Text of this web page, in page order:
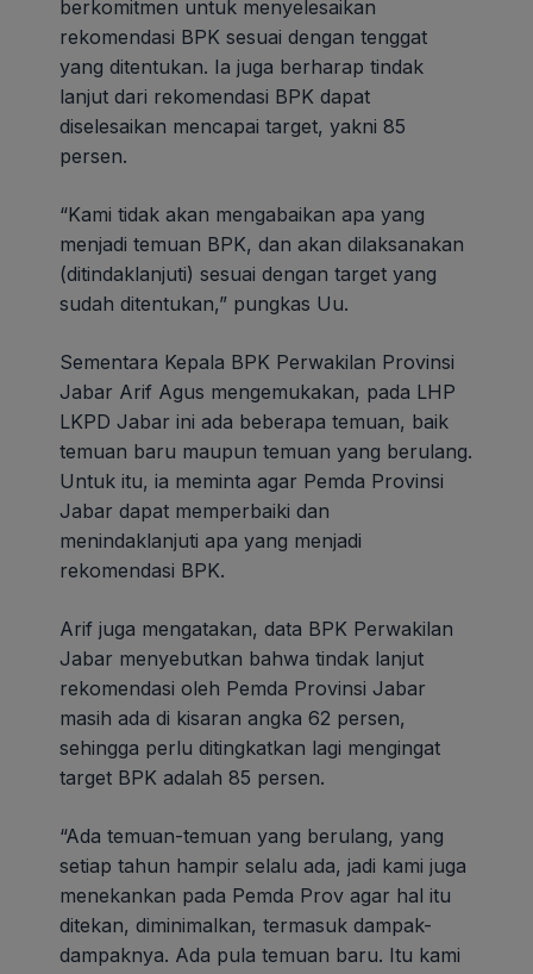
berkomitmen untuk menyelesaikan
rekomendasi BPK sesuai dengan tenggat
yang ditentukan. Ia juga berharap tindak
lanjut dari rekomendasi BPK dapat
diselesaikan mencapai target, yakni 85
persen.
“Kami tidak akan mengabaikan apa yang
menjadi temuan BPK, dan akan dilaksanakan
(ditindaklanjuti) sesuai dengan target yang
sudah ditentukan,” pungkas Uu.
Sementara Kepala BPK Perwakilan Provinsi
Jabar Arif Agus mengemukakan, pada LHP
LKPD Jabar ini ada beberapa temuan, baik
temuan baru maupun temuan yang berulang.
Untuk itu, ia meminta agar Pemda Provinsi
Jabar dapat memperbaiki dan
menindaklanjuti apa yang menjadi
rekomendasi BPK.
Arif juga mengatakan, data BPK Perwakilan
Jabar menyebutkan bahwa tindak lanjut
rekomendasi oleh Pemda Provinsi Jabar
masih ada di kisaran angka 62 persen,
sehingga perlu ditingkatkan lagi mengingat
target BPK adalah 85 persen.
“Ada temuan-temuan yang berulang, yang
setiap tahun hampir selalu ada, jadi kami juga
menekankan pada Pemda Prov agar hal itu
ditekan, diminimalkan, termasuk dampak-
dampaknya. Ada pula temuan baru. Itu kami